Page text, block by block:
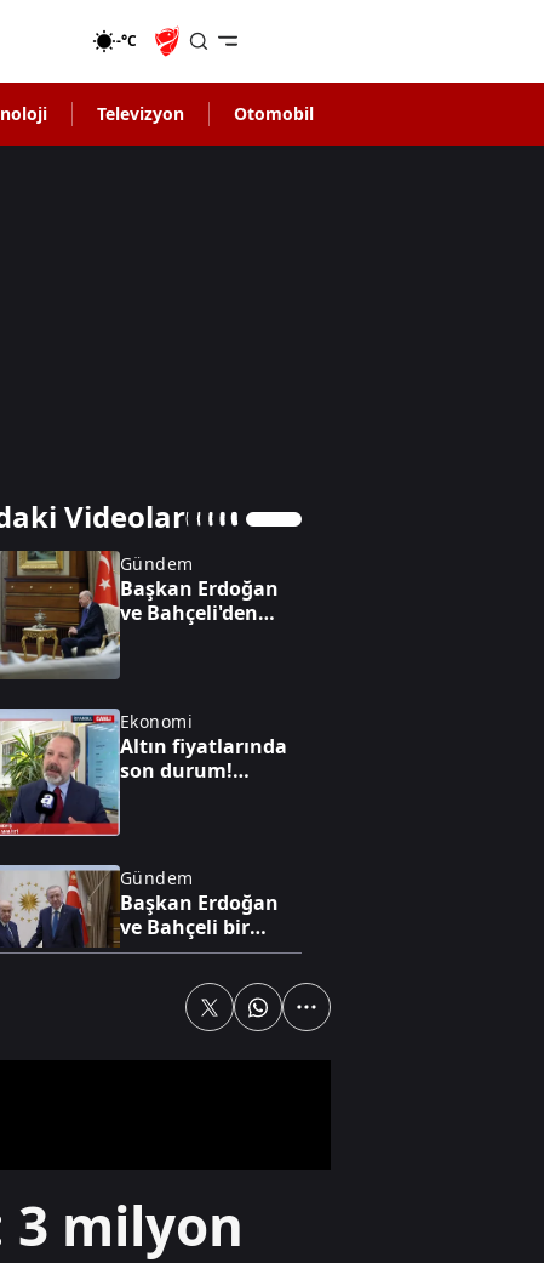
-°C
Televizyon Otomobil
Videolar
Gündem
Başkan Erdoğan
ve Bahçeli'den
Ekonomi
Altın fiyatlarında
son durum!
Gündem
Başkan Erdoğan
ve Bahçeli bir
araya geldi
TÜGVA'nın
Terörsüz Türkiye
için tarihi adım
3 milyon